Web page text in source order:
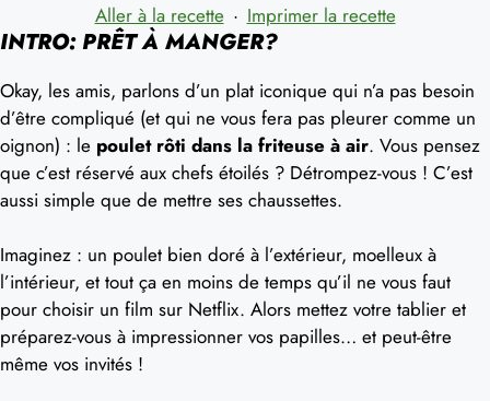
Aller à la recette · Imprimer la recette
INTRO: PRÊT À MANGER?
Okay, les amis, parlons d’un plat iconique qui n’a pas besoin
d’être compliqué (et qui ne vous fera pas pleurer comme un
oignon) : le poulet rôti dans la friteuse à air. Vous pensez
que c’est réservé aux chefs étoilés ? Détrompez-vous ! C’est
aussi simple que de mettre ses chaussettes.
Imaginez : un poulet bien doré à l’extérieur, moelleux à
l’intérieur, et tout ça en moins de temps qu’il ne vous faut
pour choisir un film sur Netflix. Alors mettez votre tablier et
préparez-vous à impressionner vos papilles… et peut-être
même vos invités !